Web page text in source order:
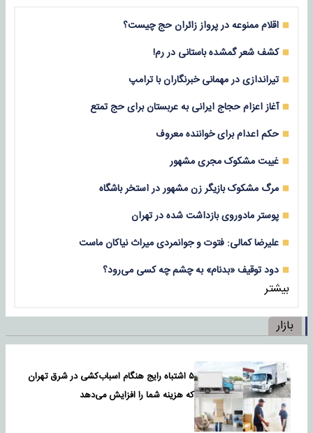
اقلام ممنوعه در پرواز زائران حج چیست؟
کشف شعر گمشده باستانی در رم!
تیراندازی در مهمانی خبرنگاران با ترامپ
آغاز اعزام حجاج ایرانی به عربستان برای حج تمتع
حکم اعدام برای خواننده معروف
غیبت مشکوک مجری مشهور
مرگ مشکوک بازیگر زن مشهور در استخر باشگاه
پوستر مادوروی بازداشت شده در تهران
علیرضا کمالی: فتوت و جوانمردی میراث نیاکان ماست
دود توقیف «بدنام» به چشم چه کسی می‌رود؟
بیشتر
بازار
۵ اشتباه رایج هنگام اسباب‌کشی در شرق تهران
که هزینه شما را افزایش می‌دهد